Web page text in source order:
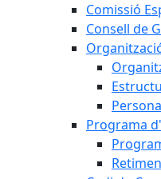
Comissió
Consell de
Programa